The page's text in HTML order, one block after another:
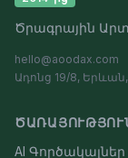
Ծրագրային
hello@aoodax.com
Ադոնց 19/8,
AI Գործակալներ